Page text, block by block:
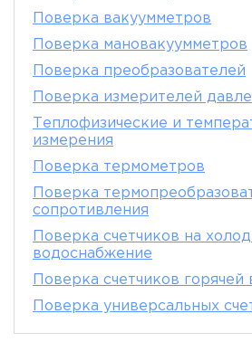
Поверка вакуумметров
Поверка мановакуумметров
Поверка преобразователей
Поверка измерителей
Теплофизические и
измерения
Поверка термометров
Поверка
сопротивления
Поверка счетчиков на
водоснабжение
Поверка счетчиков горячей
Поверка универсальных